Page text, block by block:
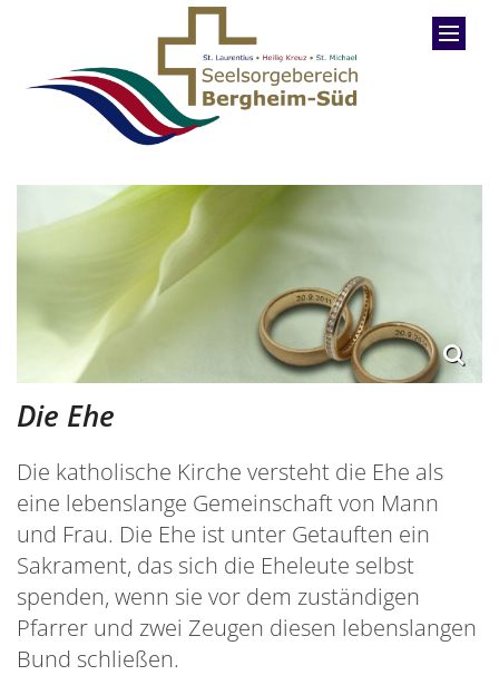
Zum Inhalt springen
Die Ehe
Die katholische Kirche versteht die Ehe als
eine lebenslange Gemeinschaft von Mann
und Frau. Die Ehe ist unter Getauften ein
Sakrament, das sich die Eheleute selbst
spenden, wenn sie vor dem zuständigen
Pfarrer und zwei Zeugen diesen lebenslangen
Bund schließen.